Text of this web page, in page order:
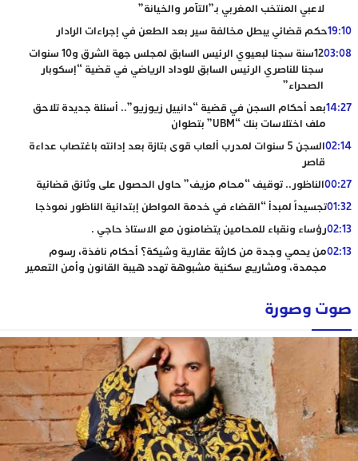
لاعبي المنتخب المغربي بـ”التآمر والخيانة”
19:10حكم قضائي يبطل مخالفة سير بعد الطعن في إجراءات الرادار
03:08
12سنة سجنا لبعيوي الرئيس السابق لمجلس جهة الشرق و10 سنوات
سجنا للناصري الرئيس السابق للوداد الرياضي في قضية “إسكوبار
الصحراء”
14:27بعد أحكام السجن في قضية “دانييل زيوزيو”.. أسئلة جديدة تلاحق
ملف اختلاسات بنك “UBM” بتطوان
02:14
السجن 5 سنوات لمدرب ألعاب قوى بتازة بعد إدانته باغتصاب عداءة
قاصر
00:27الناظور.. توقيف “محام مزيف” حاول الحصول على وثائق قضائية
01:32تجسيداً لمبدأ “القضاء في خدمة المواطن إبتدائية الناظور نموذجا
02:13رؤساء ونقباء للمحامين يتضامنون مع الاستاذ حاجي .
02:13من يحمي وجدة من كارثة عقارية وشيكة؟ أحكام نافذة، رسوم
مجمدة، ومشاريع سكنية مشبوهة تهدد هيبة القانون وأمن التعمير
صوت وصورة